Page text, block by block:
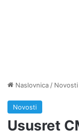
Naslovnica / Novosti
Novosti
Ususret